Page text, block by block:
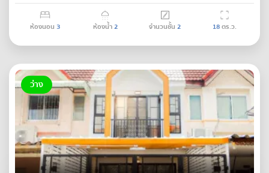
ห้องนอน 3 ห้องน้ำ2 จำนวนชั้น 2 18ตร.ว.
ว่าง